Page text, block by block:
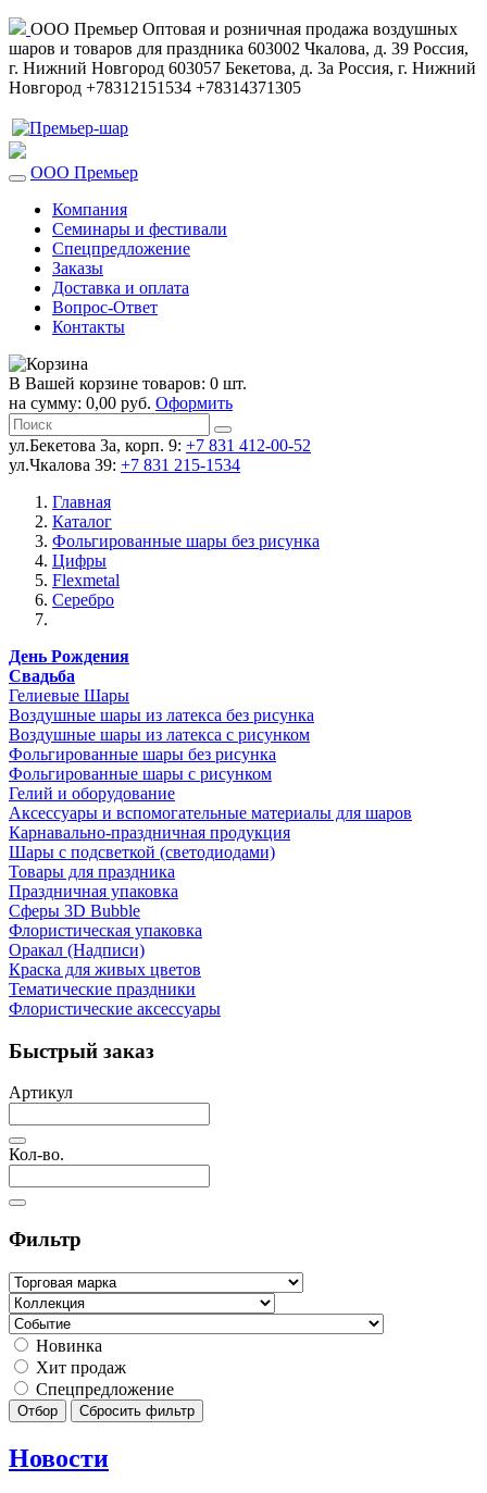
ООО Премьер Оптовая и розничная продажа воздушных
шаров и товаров для праздника 603002 Чкалова, д. 39 Россия,
г. Нижний Новгород 603057 Бекетова, д. 3а Россия, г. Нижний
Новгород +78312151534 +78314371305
ООО Премьер
Компания
Семинары и фестивали
Спецпредложение
Заказы
Доставка и оплата
Вопрос-Ответ
Контакты
В Вашей корзине товаров: 0 шт.
на сумму: 0,00 руб. Оформить
ул.Бекетова 3а, корп. 9: +7 831 412-00-52
ул.Чкалова 39: +7 831 215-1534
Главная
Каталог
Фольгированные шары без рисунка
Цифры
Flexmetal
Серебро
День Рождения
Свадьба
Гелиевые Шары
Воздушные шары из латекса без рисунка
Воздушные шары из латекса с рисунком
Фольгированные шары без рисунка
Фольгированные шары с рисунком
Гелий и оборудование
Аксессуары и вспомогательные материалы для шаров
Карнавально-праздничная продукция
Шары с подсветкой (светодиодами)
Товары для праздника
Праздничная упаковка
Сферы 3D Bubble
Флористическая упаковка
Оракал (Надписи)
Краска для живых цветов
Тематические праздники
Флористические аксессуары
Быстрый заказ
Артикул
Кол-во.
Фильтр
Новинка
Хит продаж
Спецпредложение
Отбор Сбросить фильтр
Новости